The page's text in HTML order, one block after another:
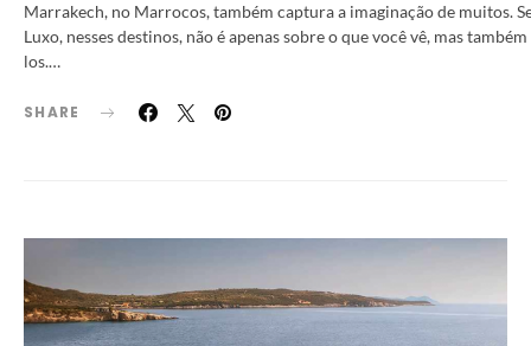
Marrakech, no Marrocos, também captura a imaginação de muitos.
Luxo, nesses destinos, não é apenas sobre o que você vê, mas
los.…
SHARE